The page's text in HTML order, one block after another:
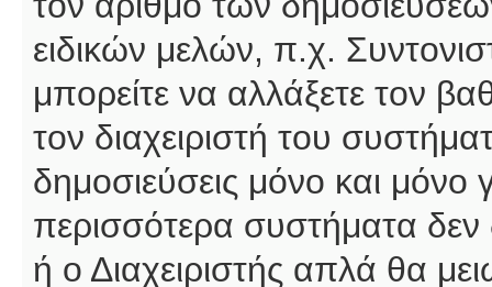
ειδικών μελών, π.χ.
μπορείτε να αλλάξετε τον
τον διαχειριστή του
δημοσιεύσεις μόνο και
περισσότερα συστήματα δεν
ή ο Διαχειριστής απλά θα